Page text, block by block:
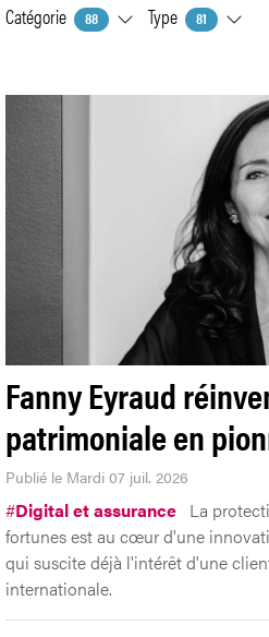
Catégorie 88 Type 81
Fanny Eyraud
patrimoniale en
Publié le Mardi 07 juil. 2026
#Digital et assurance La
fortunes est au cœur d'une
qui suscite déjà l'intérêt d'une
internationale.